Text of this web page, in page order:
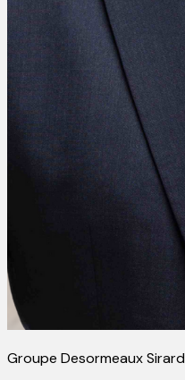
Groupe Desormeaux Sirard